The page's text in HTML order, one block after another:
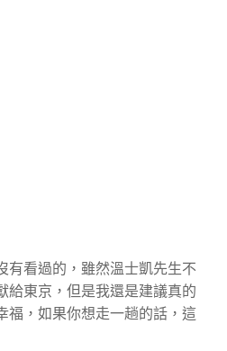
有看過的，雖然溫士凱先生不
給東京，但是我還是建議真的
福，如果你想走一趟的話，這